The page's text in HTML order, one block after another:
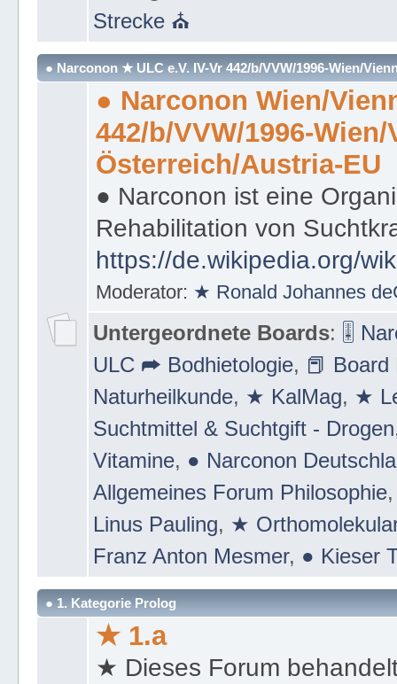
Strecke ⛪
● Narconon ★ ULC e.V. IV-Vr 442/b/VVW/1996-Wien/
● Narconon Wien/
442/b/VVW/1996-Wien/
Österreich/Austria-EU
● Narconon ist eine
Rehabilitation von
https://de.wikipedia.org/
Moderator: ★ Ronald Johannes
Untergeordnete Boards: 🎚
ULC ➦ Bodhietologie, 📕
Naturheilkunde, ★ KalMag, ★
Suchtmittel & Suchtgift - Drogen
Vitamine, ● Narconon
Allgemeines Forum Philosophie
Linus Pauling, ★
Franz Anton Mesmer, ● Kieser
● 1. Kategorie Prolog
★ 1.a
★ Dieses Forum